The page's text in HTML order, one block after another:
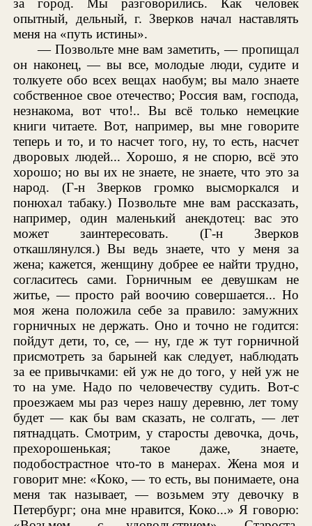
за город. Мы разговорились. Как человек
опытный, дельный, г. Зверков начал наставлять
меня на «путь истины».
— Позвольте мне вам заметить, — пропищал
он наконец, — вы все, молодые люди, судите и
толкуете обо всех вещах наобум; вы мало знаете
собственное свое отечество; Россия вам, господа,
незнакома, вот что!.. Вы всё только немецкие
книги читаете. Вот, например, вы мне говорите
теперь и то, и то насчет того, ну, то есть, насчет
дворовых людей... Хорошо, я не спорю, всё это
хорошо; но вы их не знаете, не знаете, что это за
народ. (Г-н Зверков громко высморкался и
понюхал табаку.) Позвольте мне вам рассказать,
например, один маленький анекдотец: вас это
может заинтересовать. (Г-н Зверков
откашлянулся.) Вы ведь знаете, что у меня за
жена; кажется, женщину добрее ее найти трудно,
согласитесь сами. Горничным ее девушкам не
житье, — просто рай воочию совершается... Но
моя жена положила себе за правило: замужних
горничных не держать. Оно и точно не годится:
пойдут дети, то, се, — ну, где ж тут горничной
присмотреть за барыней как следует, наблюдать
за ее привычками: ей уж не до того, у ней уж не
то на уме. Надо по человечеству судить. Вот-с
проезжаем мы раз через нашу деревню, лет тому
будет — как бы вам сказать, не солгать, — лет
пятнадцать. Смотрим, у старосты девочка, дочь,
прехорошенькая; такое даже, знаете,
подобострастное что-то в манерах. Жена моя и
говорит мне: «Коко, — то есть, вы понимаете, она
меня так называет, — возьмем эту девочку в
Петербург; она мне нравится, Коко...» Я говорю: